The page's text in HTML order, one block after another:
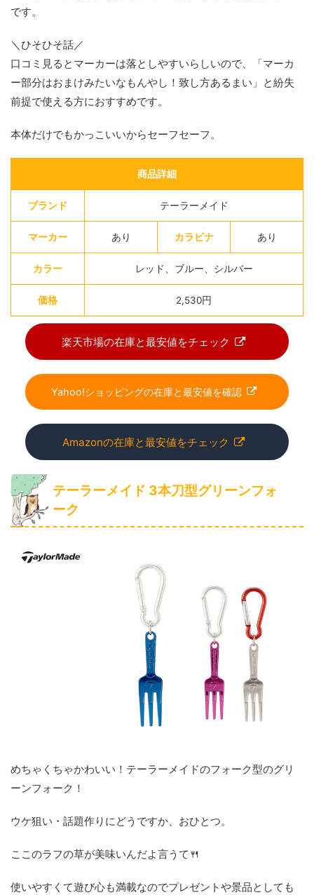
です。
＼ひそひそ話／
口コミ見るとマーカーは落としやすいらしいので、「マーカ
ー部分はおまけみたいなもんやし！致し方あるまい」と紛失
前提で使える方におすすめです。
本体だけでもかっこいいからセーフセーフ。
商品詳細
ブランド テーラーメイド
マーカー あり カラビナ あり
カラー レッド、ブルー、シルバー
価格 2,530円
楽天市場の在庫と最安値をチェック
Yahoo!ショッピングの在庫と最安値を確認
Amazonの在庫と最安値をチェック
テーラーメイド 3本刀型グリーンフォ
ーク
めちゃくちゃかわいい！テーラーメイドのフォーク型のグリ
ーンフォーク！
ウケ狙い・話題作りにどうですか、おひとつ。
ここのラフの草が美味いんだよ言うて🍴
使いやすくて遊び心も満載なのでプレゼントや景品としても